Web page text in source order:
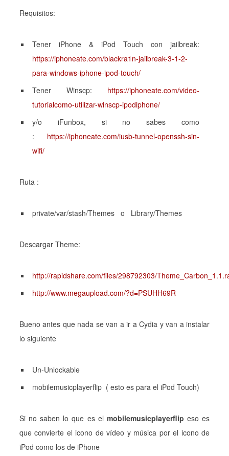
Requisitos:
Tener iPhone & iPod Touch con jailbreak:
https://iphoneate.com/blackra1n-jailbreak-3-1-2-
para-windows-iphone-ipod-touch/
Tener Winscp: https://iphoneate.com/video-
tutorialcomo-utilizar-winscp-ipodiphone/
y/o iFunbox, si no sabes como
: https://iphoneate.com/iusb-tunnel-openssh-sin-
wifi/
Ruta :
private/var/stash/Themes o Library/Themes
Descargar Theme:
http://rapidshare.com/files/298792303/
http://www.megaupload.com/?d=PSUHH69R
Bueno antes que nada se van a ir a Cydia y van a instalar
lo siguiente
Un-Unlockable
mobilemusicplayerflip ( esto es para el iPod Touch)
Si no saben lo que es el mobilemusicplayerflip eso es
que convierte el icono de vídeo y música por el icono de
iPod como los de iPhone